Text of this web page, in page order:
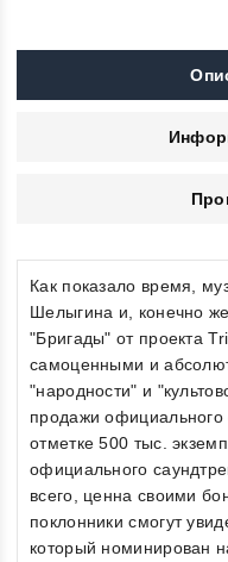
Как показало время,
Шелыгина и, конечно
"Бригады" от проекта
самоценными и
"народности" и
продажи официального
отметке 500 тыс.
официального
всего, ценна своими
поклонники смогут
который номинирован